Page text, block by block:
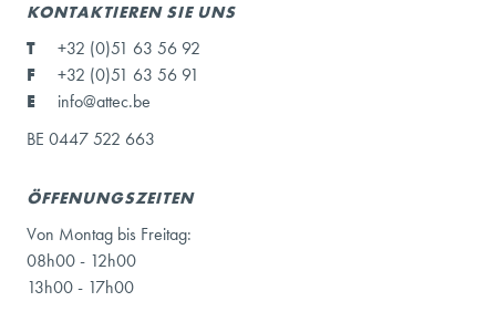
KONTAKTIEREN SIE UNS
T
+32 (0)51 63 56 92
F
+32 (0)51 63 56 91
E
info@attec.be
BE 0447 522 663
ÖFFENUNGSZEITEN
Von Montag bis Freitag:
08h00 - 12h00
13h00 - 17h00